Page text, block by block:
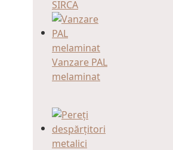
SIRCA
Vanzare PAL
melaminat